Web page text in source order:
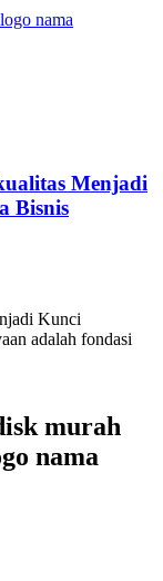
nama
Menjadi
Bisnis
Kunci
adalah fondasi
murah
nama